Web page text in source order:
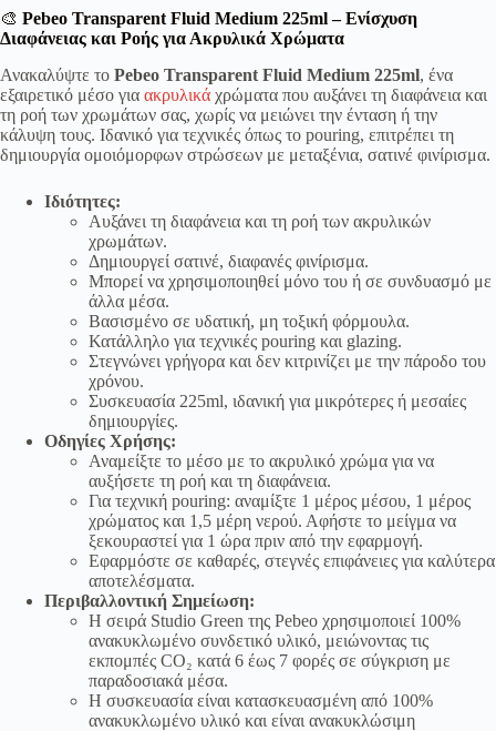
🎨 Pebeo Transparent Fluid Medium 225ml – Ενίσχυση
Διαφάνειας και Ροής για Ακρυλικά Χρώματα
Ανακαλύψτε το Pebeo Transparent Fluid Medium 225ml, ένα
εξαιρετικό μέσο για ακρυλικά χρώματα που αυξάνει τη διαφάνεια και
τη ροή των χρωμάτων σας, χωρίς να μειώνει την ένταση ή την
κάλυψη τους. Ιδανικό για τεχνικές όπως το pouring, επιτρέπει τη
δημιουργία ομοιόμορφων στρώσεων με μεταξένια, σατινέ φινίρισμα.
Ιδιότητες:
Αυξάνει τη διαφάνεια και τη ροή των ακρυλικών
χρωμάτων.
Δημιουργεί σατινέ, διαφανές φινίρισμα.
Μπορεί να χρησιμοποιηθεί μόνο του ή σε συνδυασμό με
άλλα μέσα.
Βασισμένο σε υδατική, μη τοξική φόρμουλα.
Κατάλληλο για τεχνικές pouring και glazing.
Στεγνώνει γρήγορα και δεν κιτρινίζει με την πάροδο του
χρόνου.
Συσκευασία 225ml, ιδανική για μικρότερες ή μεσαίες
δημιουργίες.
Οδηγίες Χρήσης:
Αναμείξτε το μέσο με το ακρυλικό χρώμα για να
αυξήσετε τη ροή και τη διαφάνεια.
Για τεχνική pouring: αναμίξτε 1 μέρος μέσου, 1 μέρος
χρώματος και 1,5 μέρη νερού. Αφήστε το μείγμα να
ξεκουραστεί για 1 ώρα πριν από την εφαρμογή.
Εφαρμόστε σε καθαρές, στεγνές επιφάνειες για καλύτερα
αποτελέσματα.
Περιβαλλοντική Σημείωση:
Η σειρά Studio Green της Pebeo χρησιμοποιεί 100%
ανακυκλωμένο συνδετικό υλικό, μειώνοντας τις
εκπομπές CO₂ κατά 6 έως 7 φορές σε σύγκριση με
παραδοσιακά μέσα.
Η συσκευασία είναι κατασκευασμένη από 100%
ανακυκλωμένο υλικό και είναι ανακυκλώσιμη